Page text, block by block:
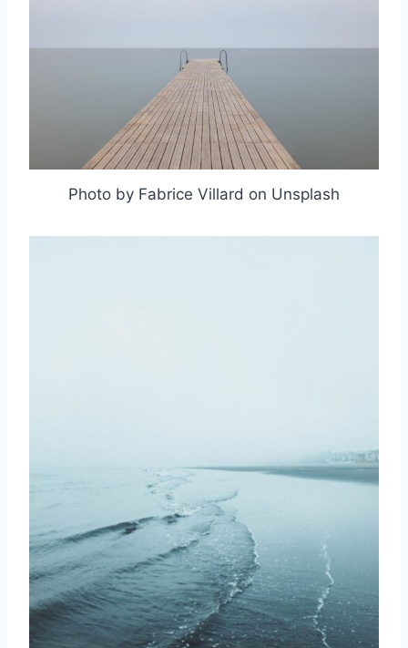
Photo by Fabrice Villard on Unsplash